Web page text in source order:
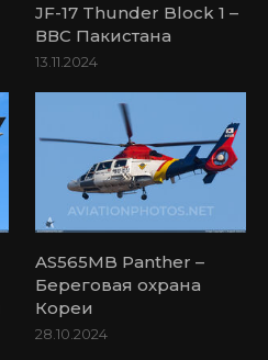
JF-17 Thunder Block 1 –
ВВС Пакистана
13.11.2024
AS565MB Panther –
Береговая охрана
Кореи
28.10.2024